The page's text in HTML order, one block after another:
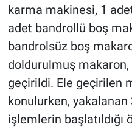
karma makinesi, 1
adet bandrollü boş
bandrolsüz boş
doldurulmuş makaron,
geçirildi. Ele geçirilen
konulurken, yakalanan
işlemlerin başlatıldığı